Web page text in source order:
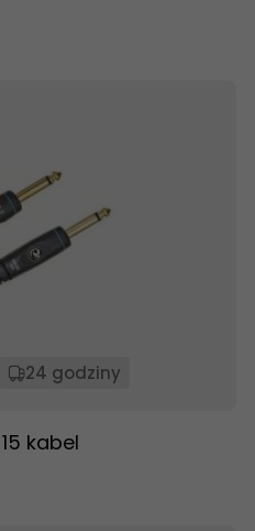
24 godziny
kabel